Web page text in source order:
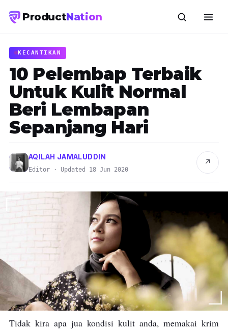
ProductNation
KECANTIKAN
10 Pelembap Terbaik
Untuk Kulit Normal
Beri Lembapan
Sepanjang Hari
AQILAH JAMALUDDIN
Editor · Updated 18 Jun 2020
↗
Tidak kira apa jua kondisi kulit anda, memakai krim